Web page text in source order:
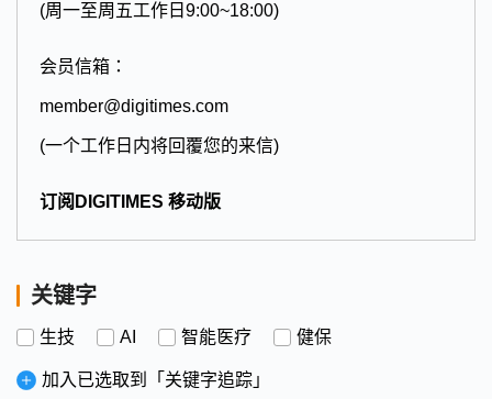
(周一至周五工作日9:00~18:00)
会员信箱：
member@digitimes.com
(一个工作日内将回覆您的来信)
订阅DIGITIMES 移动版
关键字
生技 AI 智能医疗 健保
加入已选取到「关键字追踪」